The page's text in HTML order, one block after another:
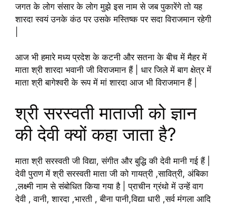
जगत के लोग संसार के लोग मुझे इस नाम से जब पुकारेंगे तो यह
शारदा स्वयं उनके कंठ पर उसके मस्तिष्क पर सदा विराजमान रहेगी
आज भी हमारे मध्य प्रदेश के कटनी और सतना के बीच में मैहर में
माता श्री शारदा भवानी जी विराजमान हैं | धार जिले में बाग क्षेत्र में
माता श्री बागेश्वरी के रूप में मां शारदा आज भी विराजमान हैं |
श्री सरस्वती माताजी को ज्ञान
की देवी क्यों कहा जाता है?
माता श्री सरस्वती जी विद्या, संगीत और बुद्धि की देवी मानी गई हैं |
देवी पुराण में श्री सरस्वती माता जी को गायत्री ,सावित्री, अंबिका
,लक्ष्मी नाम से संबोधित किया गया है | प्राचीन ग्रंथो में उन्हें वाग
देवी , वानी, शारदा ,भारती , बीना पानी,विद्या धारी ,सर्व मंगला आदि